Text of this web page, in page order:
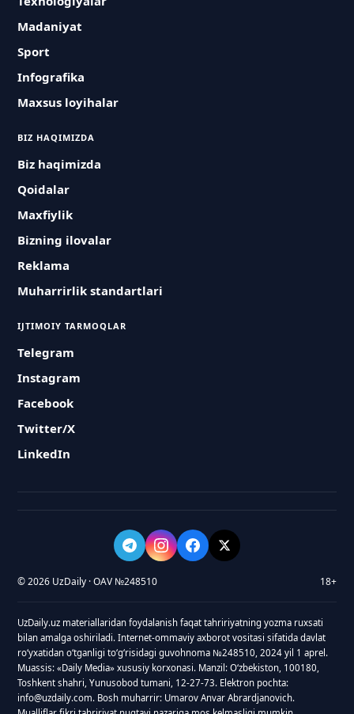
Madaniyat
Sport
Infografika
Maxsus loyihalar
BIZ HAQIMIZDA
Biz haqimizda
Qoidalar
Maxfiylik
Bizning ilovalar
Reklama
Muharrirlik standartlari
IJTIMOIY TARMOQLAR
Telegram
Instagram
Facebook
Twitter/X
LinkedIn
© 2026 UzDaily · OAV №248510 18+
UzDaily.uz materiallaridan foydalanish faqat tahririyatning yozma ruxsati
bilan amalga oshiriladi. Internet-ommaviy axborot vositasi sifatida davlat
roʻyxatidan oʻtganligi toʻgʻrisidagi guvohnoma №248510, 2024 yil 1 aprel.
Muassis: «Daily Media» xususiy korxonasi. Manzil: Oʻzbekiston, 100180,
Toshkent shahri, Yunusobod tumani, 12-27-73. Elektron pochta:
info@uzdaily.com. Bosh muharrir: Umarov Anvar Abrardjanovich.